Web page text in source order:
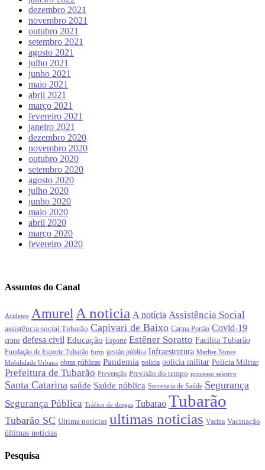
dezembro 2021
novembro 2021
outubro 2021
setembro 2021
agosto 2021
julho 2021
junho 2021
maio 2021
abril 2021
março 2021
fevereiro 2021
janeiro 2021
dezembro 2020
novembro 2020
outubro 2020
setembro 2020
agosto 2020
julho 2020
junho 2020
maio 2020
abril 2020
março 2020
fevereiro 2020
Assuntos do Canal
Acidente Amurel A noticia A notícia Assistência Social
assistência social Tubarão Capivari de Baixo Carina Portão Covid-19
crime defesa civil Educação Esporte Estêner Soratto Facilita Tubarão
Fundação de Esporte Tubarão furto gestão pública Infraestrutura Marlise Nunes
Mobilidade Urbana obras públicas Pandemia policia policia militar Polícia Militar
Prefeitura de Tubarão Prevenção Previsão do tempo processo seletivo
Santa Catarina saúde Saúde pública Secretaria de Saúde Segurança
Segurança Pública Tráfico de drogas Tubarao Tubarão
Tubarão SC Ultima notícias ultimas noticias Vacina Vacinação
últimas notícias
Pesquisa